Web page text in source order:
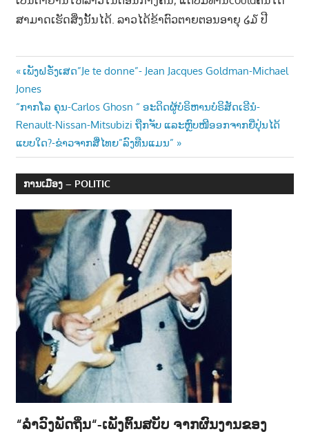
ສາມາດເຮັດສິ່ງນັ້ນໄດ້. ລາວໄດ້ຂ້າຕົວຕາຍຕອນອາຍຸ ໒໓ ປີ
Post
navigation
Previous
Post:
ເພັງຝຣັ່ງເສດ”Je te donne”- Jean Jacques Goldman-Michael
Jones
Next
Post:
“ກາກໂລ ຄຸນ-Carlos Ghosn “ ອະດິດຜູ້ບໍຣິຫານບໍຣິສັດເຣີນໍ-
Renault-Nissan-Mitsubizi ຖືກຈັບ ແລະຫຼົບໜີອອກຈາກຍີ່ປຸ່ນໄດ້
ແບບໃດ?-ຂ່າວຈາກສື່ໄທຍ”ລົງທືນແມນ”
ການເມືອງ – POLITIC
“ລຳວົງພັດຖິ່ນ“-ເພັງຕົ້ນສບັບ ຈາກຜົນງານຂອງ